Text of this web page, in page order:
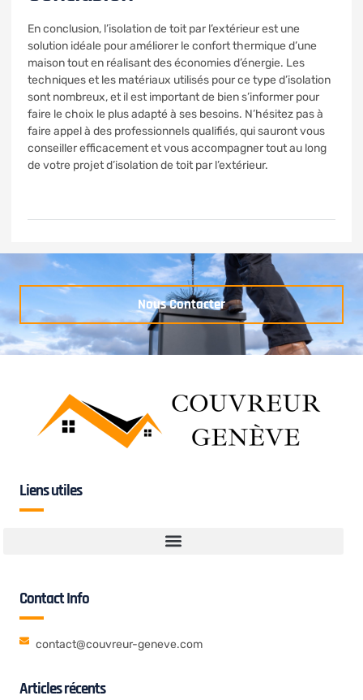
En conclusion, l’isolation de toit par l’extérieur est une
solution idéale pour améliorer le confort thermique d’une
maison tout en réalisant des économies d’énergie. Les
techniques et les matériaux utilisés pour ce type d’isolation
sont nombreux, et il est important de bien s’informer pour
faire le choix le plus adapté à ses besoins. N’hésitez pas à
faire appel à des professionnels qualifiés, qui sauront vous
conseiller efficacement et vous accompagner tout au long
de votre projet d’isolation de toit par l’extérieur.
Nous Contacter
Liens utiles
Contact Info
contact@couvreur-geneve.com
Articles récents